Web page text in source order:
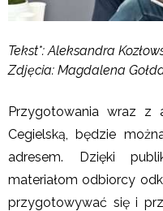
Tekst*: Aleksandra
Zdjęcia: Magdalena
Przygotowania wraz z
Cegielską, będzie
adresem. Dzięki
materiałom odbiorcy
przygotowywać się i